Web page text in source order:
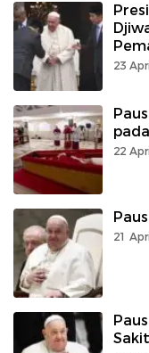
23
22
21
Sakit